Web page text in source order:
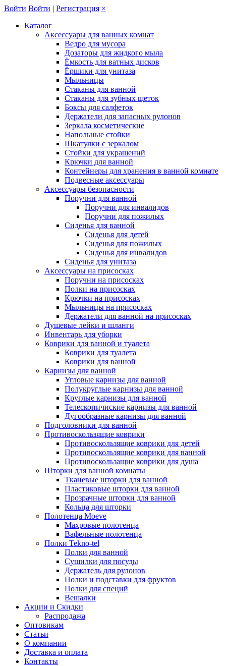
Войти Войти | Регистрация ×
Каталог
Аксессуары для ванных комнат
Ведро для мусора
Дозаторы для жидкого мыла
Ёмкость для ватных дисков
Ёршики для унитаза
Мыльницы
Стаканы для ванной
Стаканы для зубных щеток
Боксы для салфеток
Держатели для запасных рулонов
Зеркала косметические
Напольные стойки
Шкатулки с зеркалом
Стойки для украшений
Крючки для ванной
Контейнеры для хранения в ванной комнате
Подвесные аксессуары
Аксессуары безопасности
Поручни для ванной
Поручни для инвалидов
Поручни для пожилых
Сиденья для ванной
Сиденья для детей
Сиденья для пожилых
Сиденья для инвалидов
Сиденья для унитаза
Аксессуары на присосках
Поручни на присосках
Полки на присосках
Крючки на присосках
Мыльницы на присосках
Держатели для ванной на присосках
Душевые лейки и шланги
Инвентарь для уборки
Коврики для ванной и туалета
Коврики для туалета
Коврики для ванной
Карнизы для ванной
Угловые карнизы для ванной
Полукруглые карнизы для ванной
Круглые карнизы для ванной
Телескопичиские карнизы для ванной
Дугообразные карнизы для ванной
Подголовники для ванной
Противоскользящие коврики
Противоскользящие коврики для детей
Противоскользящие коврики для ванной
Противоскользащие коврики для душа
Шторки для ванной комнаты
Тканевые шторки для ванной
Пластиковые шторки для ванной
Прозрачные шторки для ванной
Кольца для шторки
Полотенца Moeve
Махровые полотенца
Вафельные полотенца
Полки Tekno-tel
Полки для ванной
Сушилки для посуды
Держатель для рулонов
Полки и подставки для фруктов
Полки для специй
Вешалки
Акции и Скидки
Распродажа
Оптовикам
Статьи
О компании
Доставка и оплата
Контакты